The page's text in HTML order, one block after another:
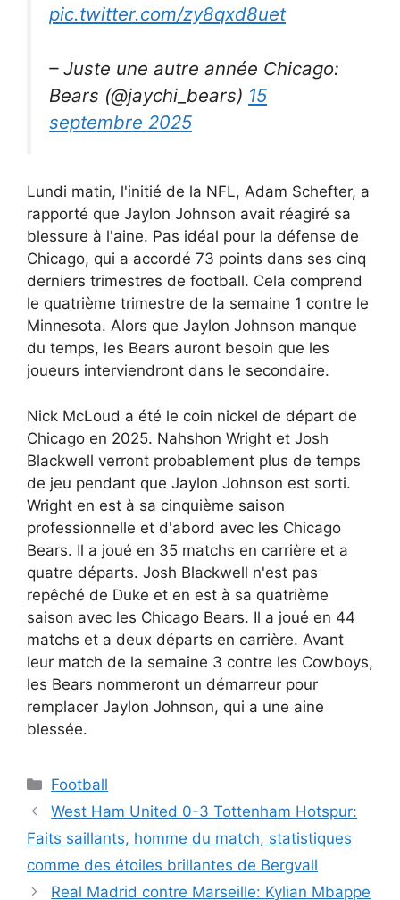
pic.twitter.com/zy8qxd8uet
– Juste une autre année Chicago:
Bears (@jaychi_bears) 15
septembre 2025
Lundi matin, l'initié de la NFL, Adam Schefter, a
rapporté que Jaylon Johnson avait réagiré sa
blessure à l'aine. Pas idéal pour la défense de
Chicago, qui a accordé 73 points dans ses cinq
derniers trimestres de football. Cela comprend
le quatrième trimestre de la semaine 1 contre le
Minnesota. Alors que Jaylon Johnson manque
du temps, les Bears auront besoin que les
joueurs interviendront dans le secondaire.
Nick McLoud a été le coin nickel de départ de
Chicago en 2025. Nahshon Wright et Josh
Blackwell verront probablement plus de temps
de jeu pendant que Jaylon Johnson est sorti.
Wright en est à sa cinquième saison
professionnelle et d'abord avec les Chicago
Bears. Il a joué en 35 matchs en carrière et a
quatre départs. Josh Blackwell n'est pas
repêché de Duke et en est à sa quatrième
saison avec les Chicago Bears. Il a joué en 44
matchs et a deux départs en carrière. Avant
leur match de la semaine 3 contre les Cowboys,
les Bears nommeront un démarreur pour
remplacer Jaylon Johnson, qui a une aine
blessée.
Catégories
Football
West Ham United 0-3 Tottenham Hotspur:
Faits saillants, homme du match, statistiques
comme des étoiles brillantes de Bergvall
Real Madrid contre Marseille: Kylian Mbappe